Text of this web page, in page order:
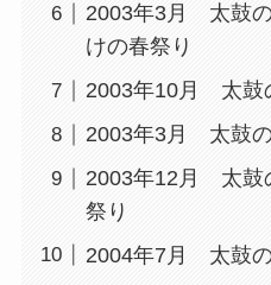
2003年3月 太鼓
けの春祭り
2003年10月 太鼓
2003年3月 太鼓の
2003年12月 太鼓
祭り
2004年7月 太鼓